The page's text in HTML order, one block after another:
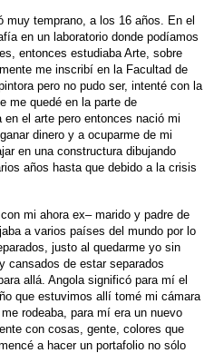
mucho
folklore,
es
un
país
misterioso
que
me
gustaría
desentrañar”
muy temprano, a los 16 años. En el
en un laboratorio donde podíamos
entonces estudiaba Arte, sobre
me inscribí en la Facultad de
pero no pudo ser, intenté con la
me quedé en la parte de
el arte pero entonces nació mi
dinero y a ocuparme de mi
en una constructura dibujando
años hasta que debido a la crisis
mi ahora ex–marido y padre de
a varios países del mundo por lo
justo al quedarme yo sin
cansados de estar separados
allá. Angola significó para mí el
que estuvimos allí tomé mi cámara
rodeaba, para mí era un nuevo
con cosas, gente, colores que
a hacer un portafolio no sólo